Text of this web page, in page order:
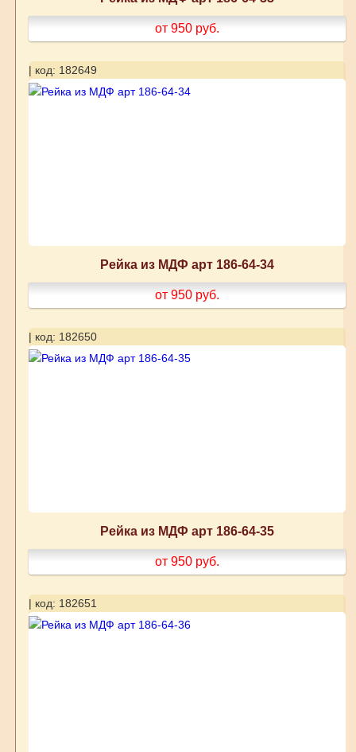
от 950 руб.
| код: 182649
Рейка из МДФ арт 186-64-34
от 950 руб.
| код: 182650
Рейка из МДФ арт 186-64-35
от 950 руб.
| код: 182651